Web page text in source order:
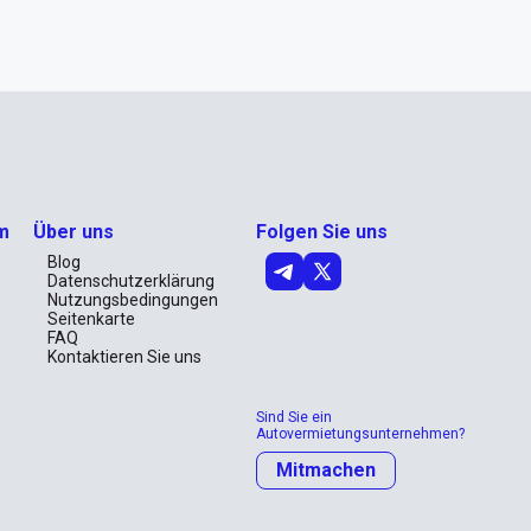
Über uns
Blog
Datenschutzerklärung
Nutzungsbedingungen
Seitenkarte
FAQ
Kontaktieren Sie uns
Folgen Sie uns
Sind Sie ein
Autovermietungsunternehmen?
Mitmachen